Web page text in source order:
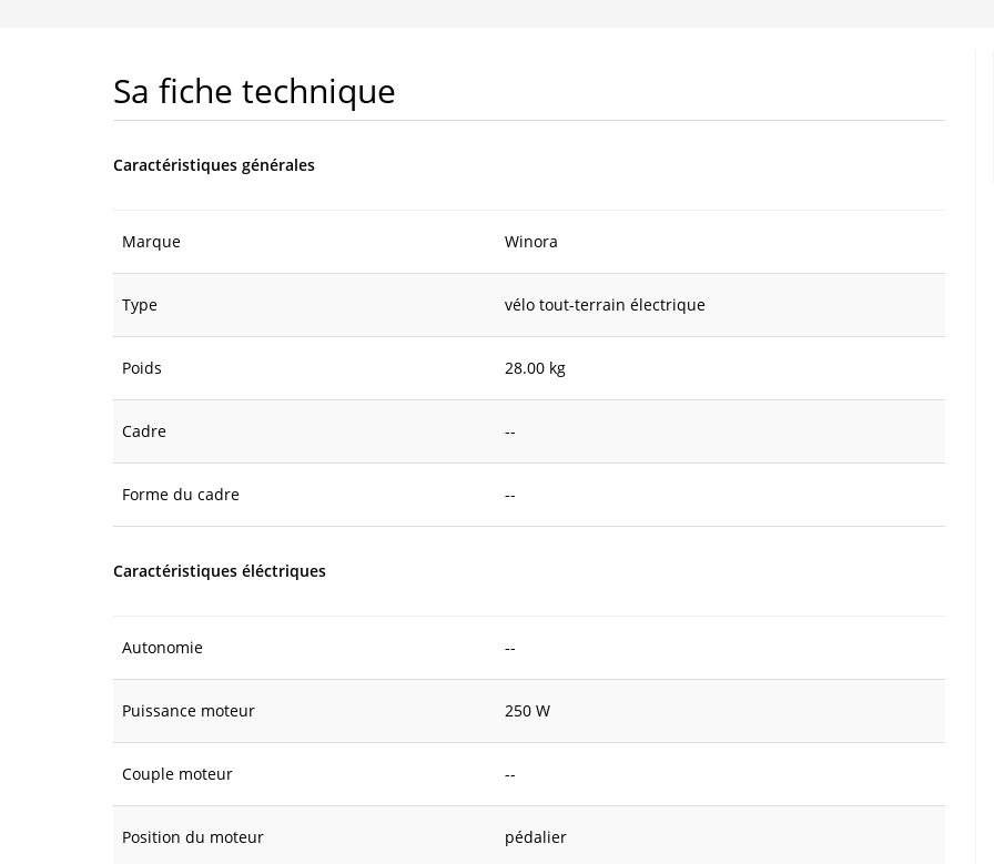
Sa fiche technique
Caractéristiques générales
Marque Winora
Type vélo tout-terrain électrique
Poids 28.00 kg
Cadre --
Forme du cadre --
Caractéristiques éléctriques
Autonomie --
Puissance moteur 250 W
Couple moteur --
Position du moteur pédalier